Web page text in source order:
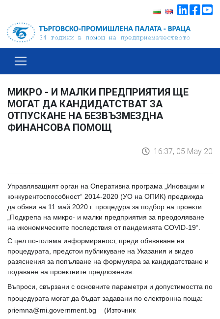
МИКРО - И МАЛКИ ПРЕДПРИЯТИЯ ЩЕ
МОГАТ ДА КАНДИДАТСТВАТ ЗА
ОТПУСКАНЕ НА БЕЗВЪЗМЕЗДНА
ФИНАНСОВА ПОМОЩ
16:37, 05 May 20
Управляващият орган на Оперативна програма „Иновации и
конкурентоспособност“ 2014-2020 (УО на ОПИК) предвижда
да обяви на 11 май 2020 г. процедура за подбор на проекти
„Подкрепа на микро- и малки предприятия за преодоляване
на икономическите последствия от пандемията COVID-19“.
С цел по-голяма информираност, преди обявяване на
процедурата, предстои публикуване на Указания и видео
разяснения за попълване на формуляра за кандидатстване и
подаване на проектните предложения.
Въпроси, свързани с основните параметри и допустимостта по
процедурата могат да бъдат задавани по електронна поща:
priemna@mi.government.bg
(Източник